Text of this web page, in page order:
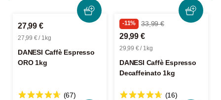
27,99 €
27,99 € / 1kg
DANESI Caffè Espresso
ORO 1kg
(67)
-11% 33,99 €
29,99 €
29,99 € / 1kg
DANESI Caffè Espresso
Decaffeinato 1kg
(16)